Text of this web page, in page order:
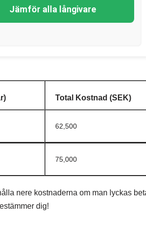
Jämför alla långivare
Total Kostnad (SEK)
62,500
75,000
nere kostnaderna om man lyckas
dig!